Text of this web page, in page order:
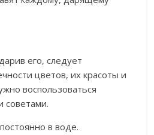
его, следует
цветов, их красоты и
воспользоваться
советами.
в воде.